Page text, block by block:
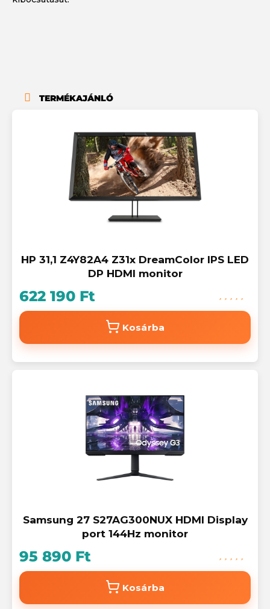
TERMÉKAJÁNLÓ
HP 31,1 Z4Y82A4 Z31x DreamColor IPS LED
DP HDMI monitor
622 190 Ft
Kosárba
Samsung 27 S27AG300NUX HDMI Display
port 144Hz monitor
95 890 Ft
Kosárba